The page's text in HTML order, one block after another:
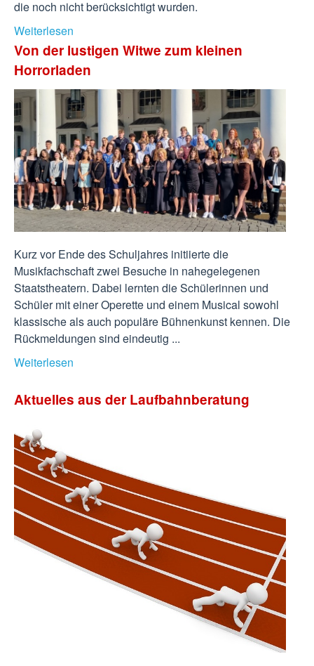
die noch nicht berücksichtigt wurden.
Weiterlesen
Von der lustigen Witwe zum kleinen
Horrorladen
Kurz vor Ende des Schuljahres initiierte die
Musikfachschaft zwei Besuche in nahegelegenen
Staatstheatern. Dabei lernten die Schülerinnen und
Schüler mit einer Operette und einem Musical sowohl
klassische als auch populäre Bühnenkunst kennen. Die
Rückmeldungen sind eindeutig ...
Weiterlesen
Aktuelles aus der Laufbahnberatung